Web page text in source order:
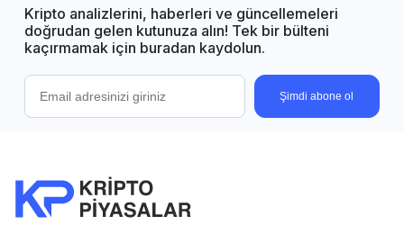
Kripto analizlerini, haberleri ve güncellemeleri
doğrudan gelen kutunuza alın! Tek bir bülteni
kaçırmamak için buradan kaydolun.
Şimdi abone ol